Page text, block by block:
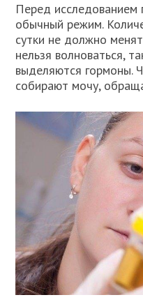
Перед исследованием
обычный режим.
сутки не должно
нельзя волноваться,
выделяются гормоны.
собирают мочу,